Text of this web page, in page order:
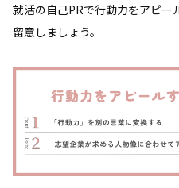
就活の自己PRで行動力をアピー
留意しましょう。